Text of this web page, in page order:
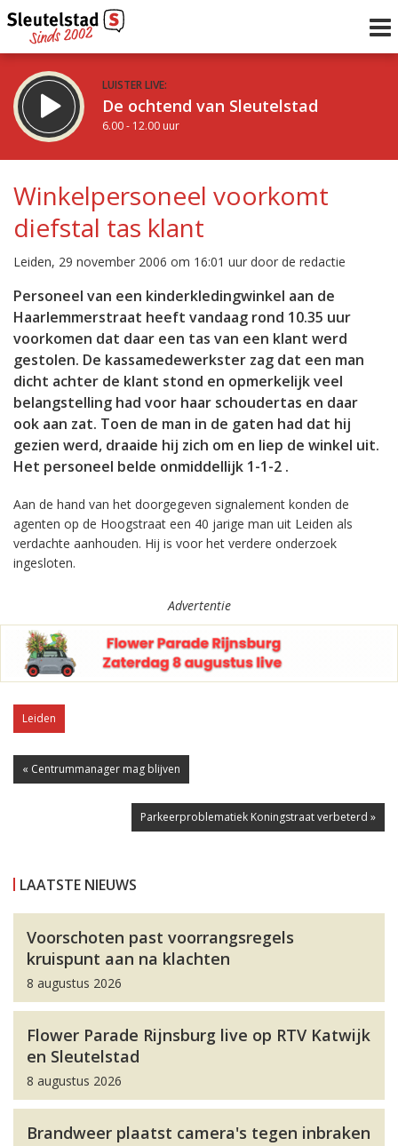
LUISTER LIVE:
De ochtend van Sleutelstad
6.00 - 12.00 uur
De middag van Sleutelstad
12.00 - 17.00 uur
Vorig uur
uur 1 van 0
Inklappen
Winkelpersoneel voorkomt
diefstal tas klant
Leiden, 29 november 2006 om 16:01 uur door de redactie
Personeel van een kinderkledingwinkel aan de
Haarlemmerstraat heeft vandaag rond 10.35 uur
voorkomen dat daar een tas van een klant werd
gestolen. De kassamedewerkster zag dat een man
dicht achter de klant stond en opmerkelijk veel
belangstelling had voor haar schoudertas en daar
ook aan zat. Toen de man in de gaten had dat hij
gezien werd, draaide hij zich om en liep de winkel uit.
Het personeel belde onmiddellijk 1-1-2 .
Aan de hand van het doorgegeven signalement konden de
agenten op de Hoogstraat een 40 jarige man uit Leiden als
verdachte aanhouden. Hij is voor het verdere onderzoek
ingesloten.
Advertentie
Leiden
« Centrummanager mag blijven
Parkeerproblematiek Koningstraat verbeterd »
LAATSTE NIEUWS
Voorschoten past voorrangsregels
kruispunt aan na klachten
8 augustus 2026
Flower Parade Rijnsburg live op RTV Katwijk
en Sleutelstad
8 augustus 2026
Brandweer plaatst camera's tegen inbraken